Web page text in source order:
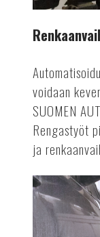
voidaan
SUOMEN
Rengastyöt
ja
Kevyen
kaluston